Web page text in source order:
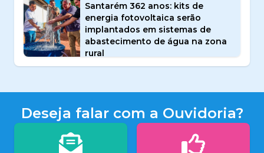
Santarém 362 anos: kits de
energia fotovoltaica serão
implantados em sistemas de
abastecimento de água na zona
rural
Deseja falar com a Ouvidoria?